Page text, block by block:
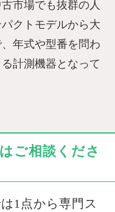
市場でも抜群の人
クトモデルから大
年式や型番を問わ
計測機器となって
ご相談くださ
1点から専門ス